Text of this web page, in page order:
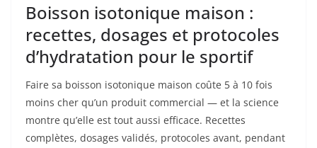
Boisson isotonique maison :
recettes, dosages et protocoles
d’hydratation pour le sportif
Faire sa boisson isotonique maison coûte 5 à 10 fois
moins cher qu’un produit commercial — et la science
montre qu’elle est tout aussi efficace. Recettes
complètes, dosages validés, protocoles avant, pendant